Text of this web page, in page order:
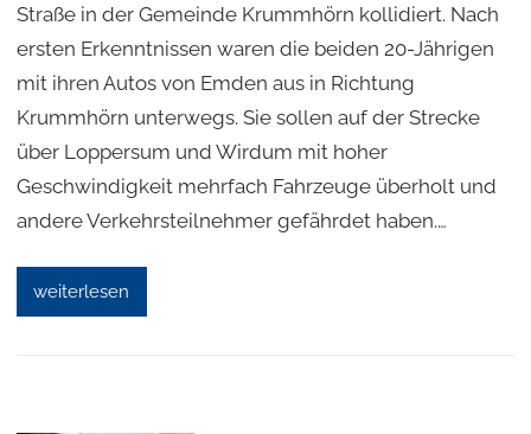
Straße in der Gemeinde Krummhörn kollidiert. Nach
ersten Erkenntnissen waren die beiden 20-Jährigen
mit ihren Autos von Emden aus in Richtung
Krummhörn unterwegs. Sie sollen auf der Strecke
über Loppersum und Wirdum mit hoher
Geschwindigkeit mehrfach Fahrzeuge überholt und
andere Verkehrsteilnehmer gefährdet haben.…
weiterlesen